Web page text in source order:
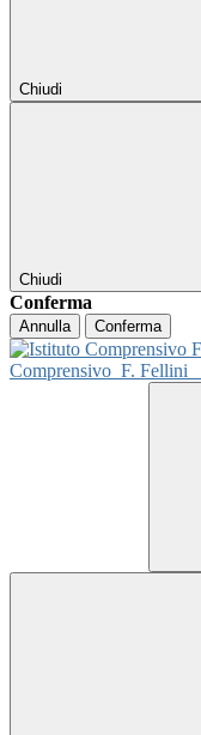
Chiudi
Chiudi
Conferma
Annulla Conferma
Comprensivo F. Fellini